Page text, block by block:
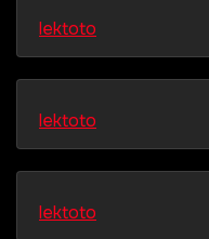
lektoto
lektoto
lektoto